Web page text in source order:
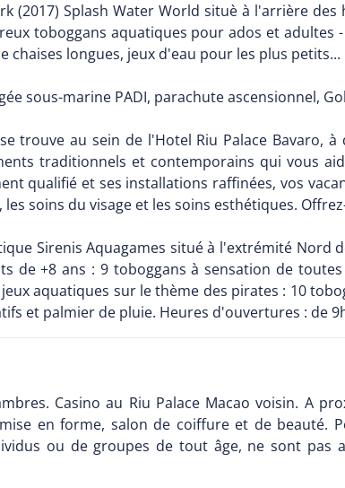
(2017) Splash Water World situè à l'arrière
toboggans aquatiques pour ados et adultes
chaises longues, jeux d'eau pour les plus petits...
sous-marine PADI, parachute ascensionnel,
trouve au sein de l'Hotel Riu Palace Bavaro,
traditionnels et contemporains qui vous
qualifié et ses installations raffinées, vos
soins du visage et les soins esthétiques.
Sirenis Aquagames situé à l'extrémité Nord
de +8 ans : 9 toboggans à sensation de
aquatiques sur le thème des pirates : 10
et palmier de pluie. Heures d'ouvertures : de
Casino au Riu Palace Macao voisin. A
en forme, salon de coiffure et de beauté.
ou de groupes de tout âge, ne sont